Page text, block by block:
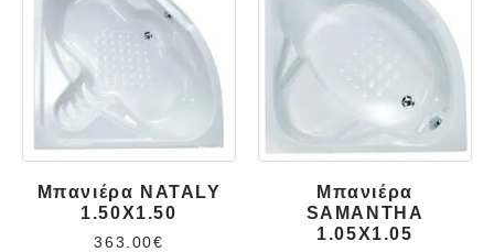
Μπανιέρα NATALY
1.50X1.50
363.00€
Μπανιέρα
SAMANTHA
1.05X1.05